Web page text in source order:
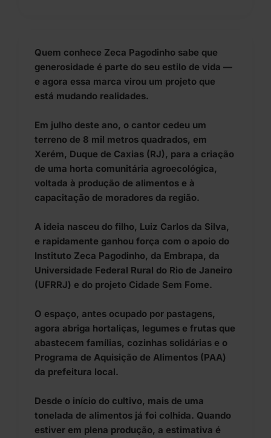
Quem conhece Zeca Pagodinho sabe que
generosidade é parte do seu estilo de vida —
e agora essa marca virou um projeto que
está mudando realidades.
Em julho deste ano, o cantor cedeu um
terreno de 8 mil metros quadrados, em
Xerém, Duque de Caxias (RJ), para a criação
de uma horta comunitária agroecológica,
voltada à produção de alimentos e à
capacitação de moradores da região.
A ideia nasceu do filho, Luiz Carlos da Silva,
e rapidamente ganhou força com o apoio do
Instituto Zeca Pagodinho, da Embrapa, da
Universidade Federal Rural do Rio de Janeiro
(UFRRJ) e do projeto Cidade Sem Fome.
O espaço, antes ocupado por pastagens,
agora abriga hortaliças, legumes e frutas que
abastecem famílias, cozinhas solidárias e o
Programa de Aquisição de Alimentos (PAA)
da prefeitura local.
Desde o início do cultivo, mais de uma
tonelada de alimentos já foi colhida. Quando
estiver em plena produção, a estimativa é